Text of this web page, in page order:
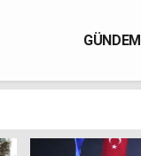
GÜNDEM